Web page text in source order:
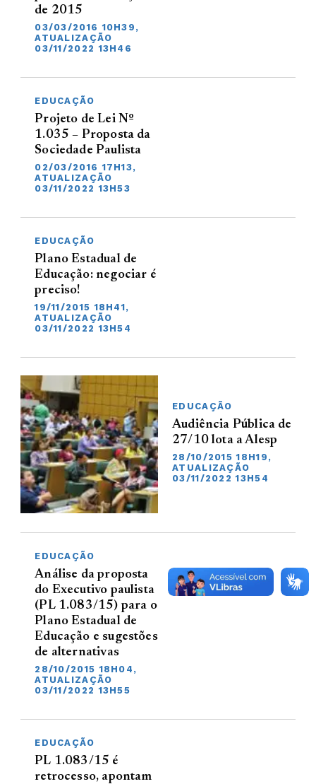
de 2015
03/03/2016 10H39,
ATUALIZAÇÃO
03/11/2022 13H46
EDUCAÇÃO
Projeto de Lei Nº
1.035 – Proposta da
Sociedade Paulista
02/03/2016 17H13,
ATUALIZAÇÃO
03/11/2022 13H53
EDUCAÇÃO
Plano Estadual de
Educação: negociar é
preciso!
19/11/2015 18H41,
ATUALIZAÇÃO
03/11/2022 13H54
EDUCAÇÃO
Audiência Pública de
27/10 lota a Alesp
28/10/2015 18H19,
ATUALIZAÇÃO
03/11/2022 13H54
EDUCAÇÃO
Análise da proposta
do Executivo paulista
(PL 1.083/15) para o
Plano Estadual de
Educação e sugestões
de alternativas
28/10/2015 18H04,
ATUALIZAÇÃO
03/11/2022 13H55
EDUCAÇÃO
PL 1.083/15 é
retrocesso, apontam